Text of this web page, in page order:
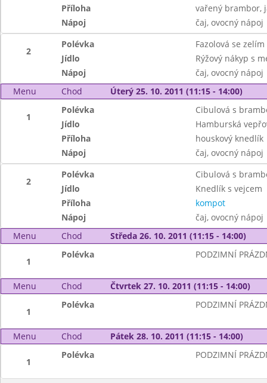
Příloha
vařený brambor,
Nápoj
čaj, ovocný nápoj
2
Polévka
Fazolová se zelím
Jídlo
Rýžový nákyp s
Nápoj
čaj, ovocný nápoj
Menu
Chod Úterý 25. 10. 2011 (11:15 - 14:00)
1
Polévka
Cibulová s
Jídlo
Hamburská
Příloha
houskový knedlík
Nápoj
čaj, ovocný nápoj
2
Polévka
Cibulová s
Jídlo
Knedlík s vejcem
Příloha
kompot
Nápoj
čaj, ovocný nápoj
Menu
Chod Středa 26. 10. 2011 (11:15 - 14:00)
1
Polévka PODZIMNÍ
Menu Chod Čtvrtek 27. 10. 2011 (11:15 - 14:00)
1
Polévka PODZIMNÍ
Menu Chod Pátek 28. 10. 2011 (11:15 - 14:00)
1
Polévka PODZIMNÍ